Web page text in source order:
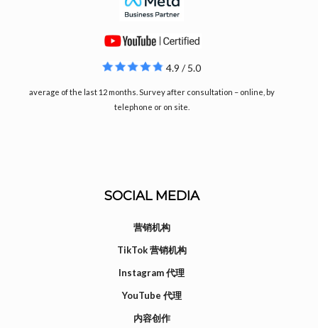
4.9 / 5.0
average of the last 12 months. Survey after consultation – online, by
telephone or on site.
SOCIAL MEDIA
营销机构
TikTok 营销机构
Instagram 代理
YouTube 代理
内容创作